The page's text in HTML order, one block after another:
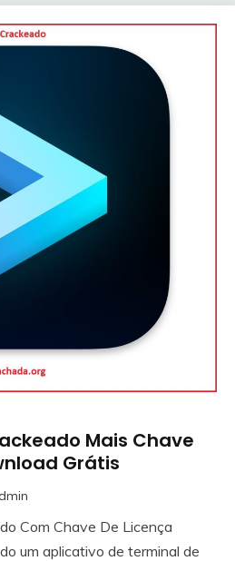
Mais Chave
Grátis
Com Chave De Licença
um aplicativo de terminal de